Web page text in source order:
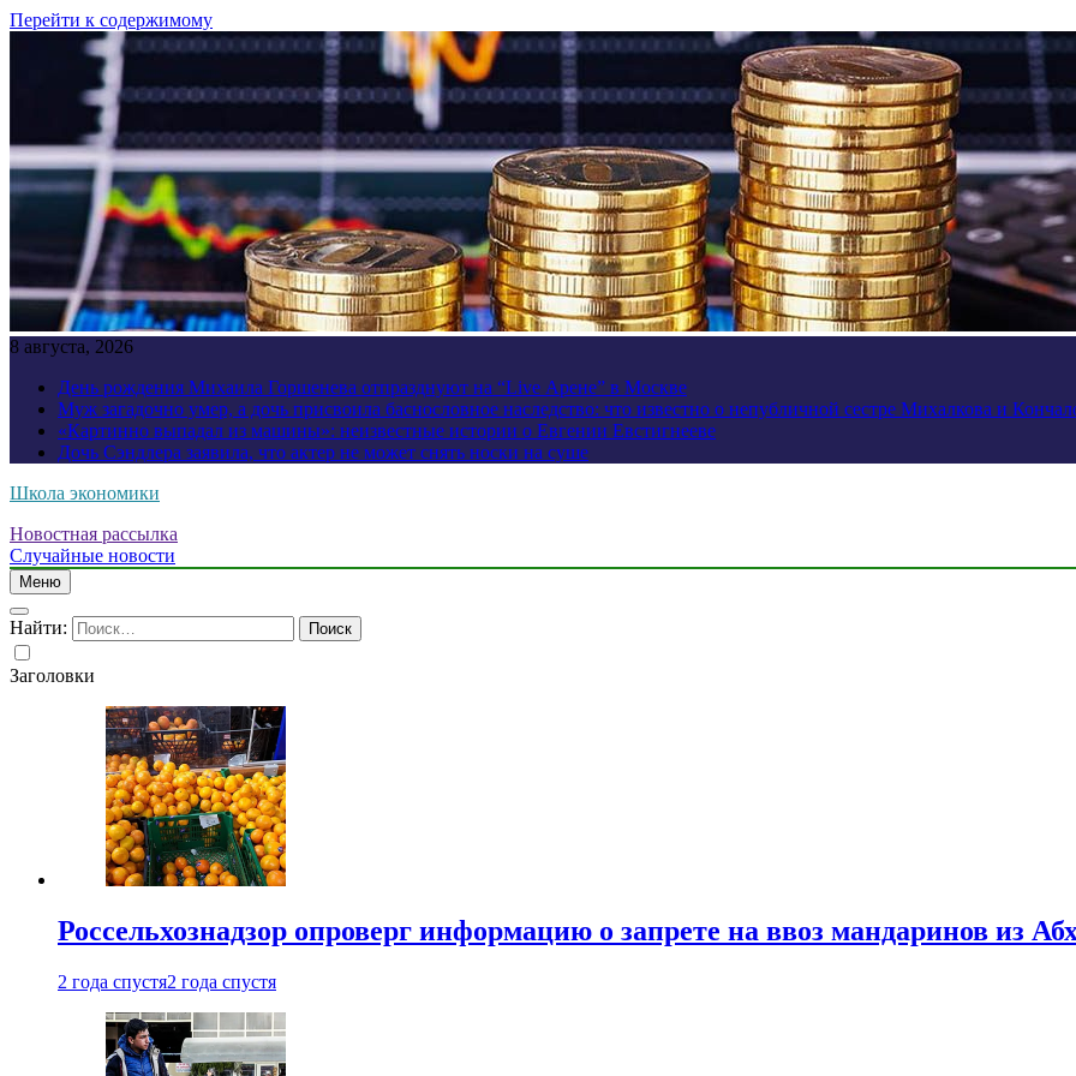
Перейти к содержимому
8 августа, 2026
День рождения Михаила Горшенева отпразднуют на “Live Арене” в Москве
Муж загадочно умер, а дочь присвоила баснословное наследство: что известно о непубличной сестре Михалкова и
«Картинно выпадал из машины»: неизвестные истории о Евгении Евстигнееве
Дочь Сэндлера заявила, что актер не может снять носки на суше
Школа экономики
Новостная рассылка
Случайные новости
Меню
Найти:
Заголовки
Россельхознадзор опроверг информацию о запрете на ввоз мандаринов из
2 года спустя2 года спустя